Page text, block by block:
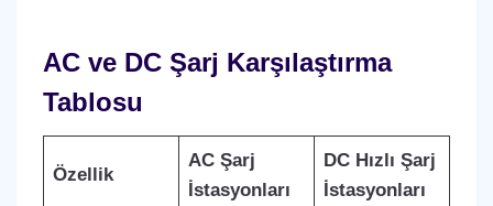
AC ve DC Şarj Karşılaştırma
Tablosu
Özellik
AC Şarj
İstasyonları
DC Hızlı Şarj
İstasyonları